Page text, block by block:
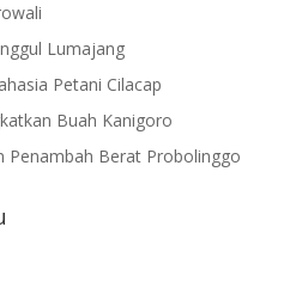
Lumajang
Petani Cilacap
Buah Kanigoro
Penambah Berat Probolinggo